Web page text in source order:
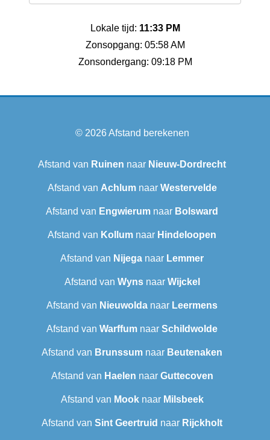
Lokale tijd: 11:33 PM
Zonsopgang: 05:58 AM
Zonsondergang: 09:18 PM
© 2026Afstand berekenen
Afstand van Ruinen naar Nieuw-Dordrecht
Afstand van Achlumnaar Westervelde
Afstand van Engwierum naar Bolsward‎
Afstand van Kollum naar Hindeloopen
Afstand van Nijega naar Lemmer
Afstand van Wynsnaar Wijckel
Afstand van Nieuwolda naar Leermens
Afstand van Warffum naar Schildwolde
Afstand van Brunssum naar Beutenaken
Afstand van Haelen naar Guttecoven
Afstand van Mooknaar Milsbeek
Afstand van Sint Geertruid naar Rijckholt